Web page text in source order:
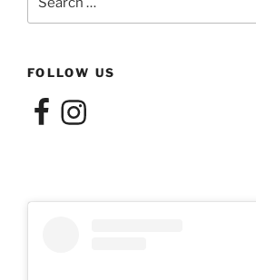
for:
FOLLOW US
FacebookInstagram